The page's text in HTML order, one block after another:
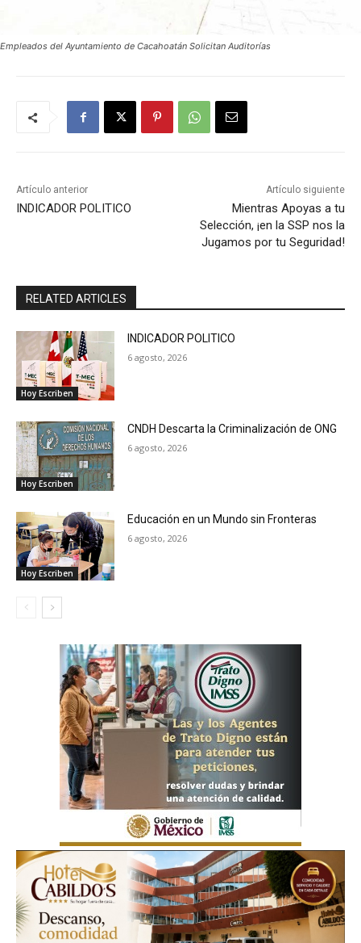
Empleados del Ayuntamiento de Cacahoatán Solicitan Auditorías
Artículo anterior
INDICADOR POLITICO
Artículo siguiente
Mientras Apoyas a tu
Selección, ¡en la SSP nos la
Jugamos por tu Seguridad!
RELATED ARTICLES
Hoy Escriben
INDICADOR POLITICO
6 agosto, 2026
Hoy Escriben
CNDH Descarta la Criminalización de ONG
6 agosto, 2026
Hoy Escriben
Educación en un Mundo sin Fronteras
6 agosto, 2026